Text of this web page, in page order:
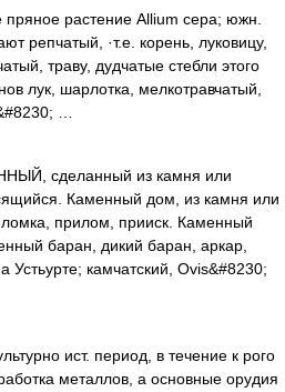
растение Allium сера; южн.
репчатый, ·т.е. корень, луковицу,
траву, дудчатые стебли этого
лук, шарлотка, мелкотравчатый,
…
сделанный из камня или
Каменный дом, из камня или
прилом, прииск. Каменный
баран, дикий баран, аркар,
Устьурте; камчатский, Ovis&#8230;
ист. период, в течение к рого
металлов, а основные орудия